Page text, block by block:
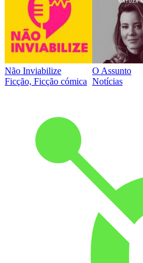
Não Inviabilize
Ficção, Ficção cómica
O Assunto
Notícias